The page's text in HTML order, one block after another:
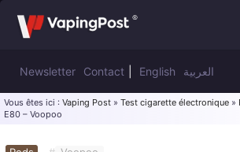
Newsletter Contact English العربية
Vous êtes ici : Vaping Post » Test cigarette électronique »
E80 – Voopoo